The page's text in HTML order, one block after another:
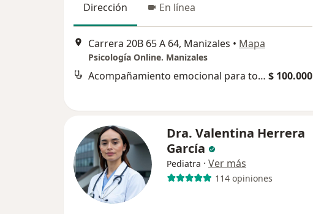
Dirección En línea
Carrera 20B 65 A 64, Manizales • Mapa
Psicología Online. Manizales
Acompañamiento emocional para tomar decisiones $ 100.000
Dra. Valentina Herrera
García
Pediatra · Ver más
114 opiniones